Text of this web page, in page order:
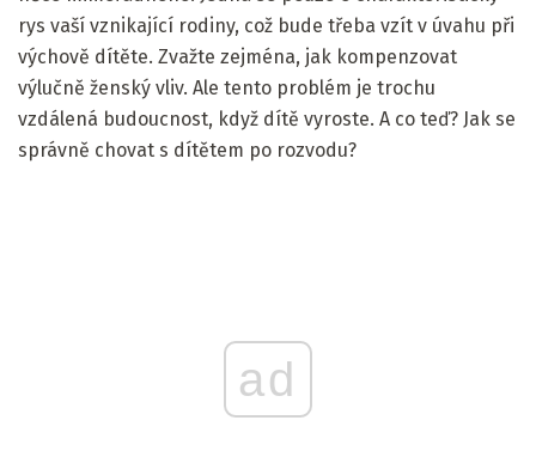
rys vaší vznikající rodiny, což bude třeba vzít v úvahu při
výchově dítěte. Zvažte zejména, jak kompenzovat
výlučně ženský vliv. Ale tento problém je trochu
vzdálená budoucnost, když dítě vyroste. A co teď? Jak se
správně chovat s dítětem po rozvodu?
ad